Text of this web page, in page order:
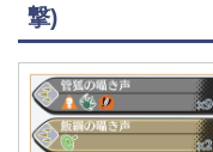
撃)